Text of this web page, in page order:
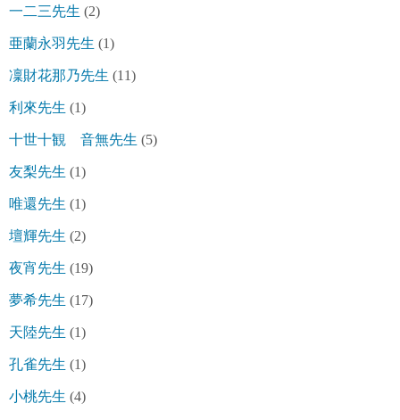
一二三先生 (2)
亜蘭永羽先生 (1)
凜財花那乃先生 (11)
利來先生 (1)
十世十観 音無先生 (5)
友梨先生 (1)
唯還先生 (1)
壇輝先生 (2)
夜宵先生 (19)
夢希先生 (17)
天陸先生 (1)
孔雀先生 (1)
小桃先生 (4)